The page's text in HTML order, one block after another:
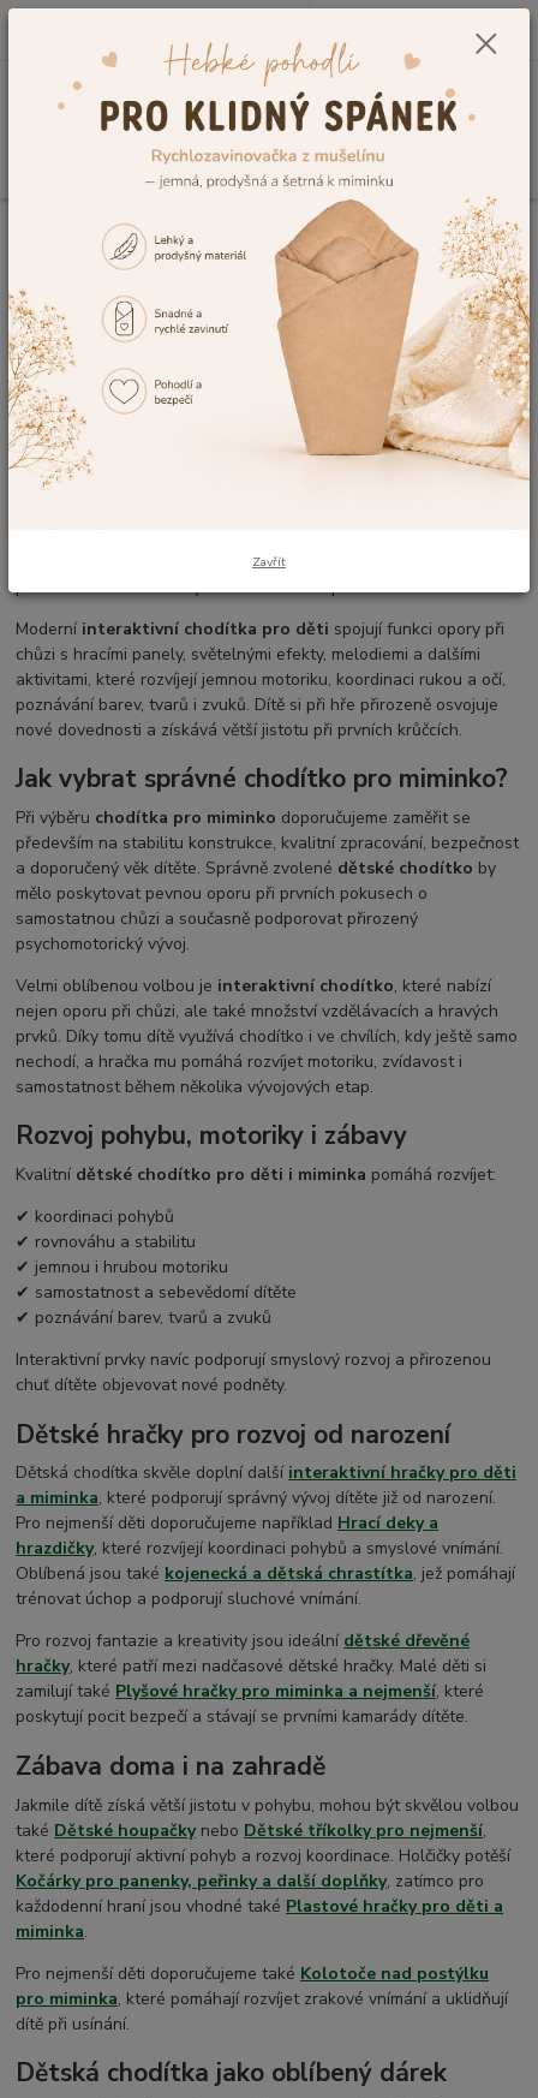
0,00 Kč
Dětské hračky pro miminka i děti 👶🧸
Dětská chodítka pro děti a
Dětská chodítka pro miminka i
děti 👶
👶🚶 Jak dětská chodítka pomáhají při
prvních samostatných krůčcích?
Chodítko pro děti
patří mezi nejoblíbenější pomůcky, které
podporují první samostatné krůčky, rozvoj motoriky i koordinace
při učení chůze a současně je motivují k aktivnímu pohybu
Moderní interaktivní chodítka pro děti spojují funkci opory při
chůzi s hracími panely, světelnými efekty, melodiemi a dalšími
aktivitami, které rozvíjejí jemnou motoriku, koordinaci rukou a očí,
poznávání barev, tvarů i zvuků. Dítě si při hře přirozeně osvojuje
nové dovednosti a získává větší jistotu při prvních krůčcích.
Jak vybrat správné chodítko pro miminko?
Při výběru chodítka pro miminko doporučujeme zaměřit se
především na stabilitu konstrukce, kvalitní zpracování, bezpečnost
a doporučený věk dítěte. Správně zvolené dětské chodítko by
mělo poskytovat pevnou oporu při prvních pokusech o
samostatnou chůzi a současně podporovat přirozený
psychomotorický vývoj.
Velmi oblíbenou volbou je interaktivní chodítko, které nabízí
nejen oporu při chůzi, ale také množství vzdělávacích a hravých
prvků. Díky tomu dítě využívá chodítko i ve chvílích, kdy ještě samo
nechodí, a hračka mu pomáhá rozvíjet motoriku, zvídavost i
samostatnost během několika vývojových etap.
Rozvoj pohybu, motoriky i zábavy
Kvalitní dětské chodítko pro děti i miminka pomáhá rozvíjet:
✔ koordinaci pohybů
✔ rovnováhu a stabilitu
✔ jemnou i hrubou motoriku
✔ samostatnost a sebevědomí dítěte
✔ poznávání barev, tvarů a zvuků
Interaktivní prvky navíc podporují smyslový rozvoj a přirozenou
chuť dítěte objevovat nové podněty.
Dětské hračky pro rozvoj od narození
Dětská chodítka skvěle doplní další interaktivní hračky pro děti
a miminka, které podporují správný vývoj dítěte již od narození.
Pro nejmenší děti doporučujeme například Hrací deky a
hrazdičky, které rozvíjejí koordinaci pohybů a smyslové vnímání.
Oblíbená jsou také kojenecká a dětská chrastítka, jež pomáhají
trénovat úchop a podporují sluchové vnímání.
Pro rozvoj fantazie a kreativity jsou ideální dětské dřevěné
hračky, které patří mezi nadčasové dětské hračky. Malé děti si
zamilují také Plyšové hračky pro miminka a nejmenší, které
poskytují pocit bezpečí a stávají se prvními kamarády dítěte.
Zábava doma i na zahradě
Jakmile dítě získá větší jistotu v pohybu, mohou být skvělou volbou
také Dětské houpačkynebo Dětské tříkolky pro nejmenší,
které podporují aktivní pohyb a rozvoj koordinace. Holčičky potěší
Kočárky pro panenky, peřinky a další doplňky, zatímco pro
každodenní hraní jsou vhodné také Plastové hračky pro děti a
miminka.
Pro nejmenší děti doporučujeme také Kolotoče nad postýlku
pro miminka, které pomáhají rozvíjet zrakové vnímání a uklidňují
dítě při usínání.
Dětská chodítka jako oblíbený dárek
Zavřít